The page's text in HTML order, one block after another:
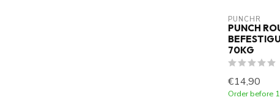
PUNCHR
PUNCH
70KG
€14,90
Order before